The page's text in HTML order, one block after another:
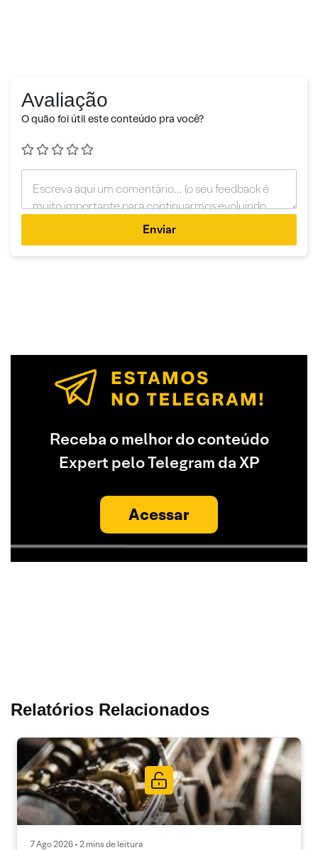
Avaliação
O quão foi útil este conteúdo pra você?
Enviar
Receba o melhor do conteúdo
Expert pelo Telegram da XP
Acessar
Relatórios Relacionados
7 Ago 2026 • 2 mins de leitura